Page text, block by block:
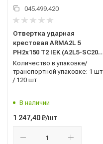
045.499.420
Отвертка ударная
крестовая ARMA2L 5
PH2х150 Т2 IEK (A2L5-SC20-
T2-PH-20-150)
Количество в упаковке/
транспортной упаковке: 1 шт
/ 120 шт
В наличии
1 247,40₽/шт